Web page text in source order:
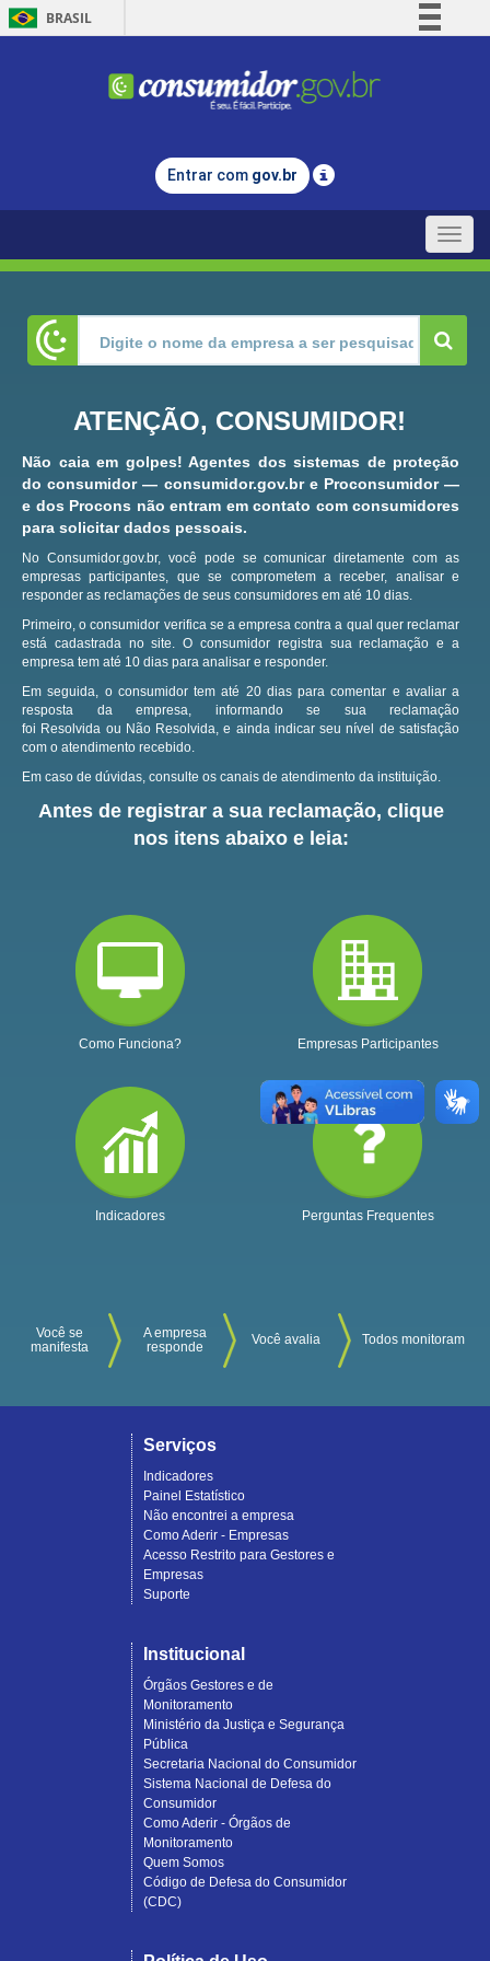
BRASIL
Comunica BR
Legislação
Entrar com gov.br
Toggle
ATENÇÃO, CONSUMIDOR!
Não caia em golpes! Agentes dos sistemas de proteção
do consumidor — consumidor.gov.br e Proconsumidor —
e dos Procons não entram em contato com consumidores
para solicitar dados pessoais.
No Consumidor.gov.br, você pode se comunicar diretamente com as
empresas participantes, que se comprometem a receber, analisar e
responder as reclamações de seus consumidores em até 10 dias.
Primeiro, o consumidor verifica se a empresa contra a qual quer reclamar
está cadastrada no site.O consumidor registra sua reclamação e a
empresa tem até 10 dias para analisar e responder.
Em seguida, o consumidor tem até 20 dias para comentar e avaliar a
resposta da empresa, informando se sua reclamação
foi Resolvida ou Não Resolvida, e ainda indicar seu nível de satisfação
com o atendimento recebido.
Em caso de dúvidas, consulte os canais de atendimento da instituição.
Antes de registrar a sua reclamação, clique
nos itens abaixo e leia:
Como Funciona? Empresas Participantes
Indicadores Perguntas Frequentes
Você se
manifesta
A empresa
responde
Você avalia Todos monitoram
Serviços
Indicadores
Painel Estatístico
Não encontrei a empresa
Como Aderir - Empresas
Acesso Restrito para Gestores e
Empresas
Suporte
Institucional
Órgãos Gestores e de
Monitoramento
Ministério da Justiça e Segurança
Pública
Secretaria Nacional do Consumidor
Sistema Nacional de Defesa do
Consumidor
Como Aderir - Órgãos de
Monitoramento
Quem Somos
Código de Defesa do Consumidor
(CDC)